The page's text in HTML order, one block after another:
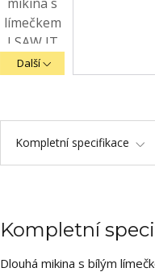
Další
Kompletní specifikace
Kompletní
Dlouhá mikina s bílým